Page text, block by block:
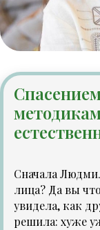
Сначала
лица? Да вы
увидела, как
решила: хуже